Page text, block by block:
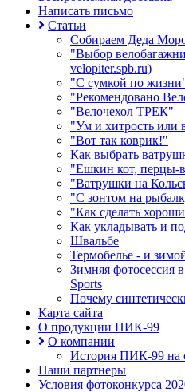
Написать письмо
Статьи
Собираем Деда
"Выбор
velopiter.spb.ru)
"С сумкой по
"Рекомендовано
"Велочехол ТРЕК"
"Ум и хитрость или
"Вот так коврик!"
Как выбрать
"Ешкин кот, перцы-
"Ватрушки на
"С зонтом на
"Как сделать
Как укладывать и
Швальбе
Термобелье - и
Зимняя фотосессия
Sports
Почему
Карта сайта
О продукции ПИК-99
О компании
История ПИК-99 на
Наши партнеры
Условия фотоконкурса